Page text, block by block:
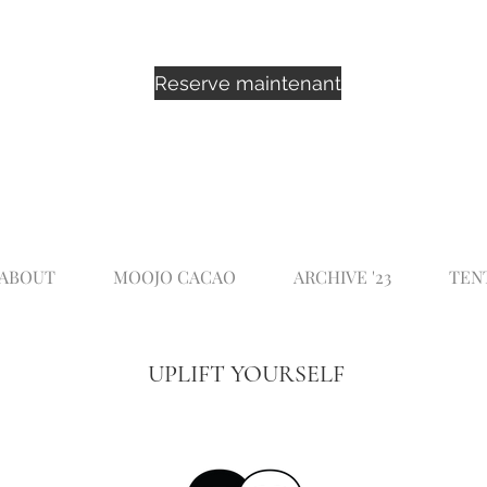
Reserve maintenant
MOOJO CACAO ARCHIVE '23
UPLIFT YOURSELF